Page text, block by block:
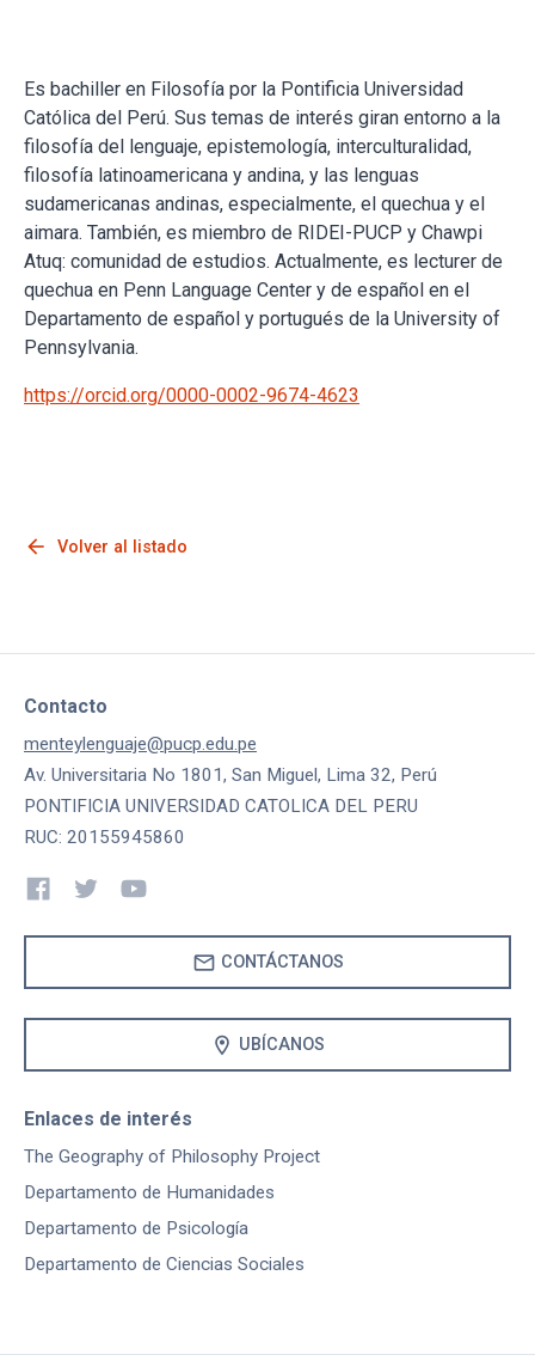
Es bachiller en Filosofía por la Pontificia Universidad
Católica del Perú. Sus temas de interés giran entorno a la
filosofía del lenguaje, epistemología, interculturalidad,
filosofía latinoamericana y andina, y las lenguas
sudamericanas andinas, especialmente, el quechua y el
aimara. También, es miembro de RIDEI-PUCP y Chawpi
Atuq: comunidad de estudios. Actualmente, es lecturer de
quechua en Penn Language Center y de español en el
Departamento de español y portugués de la University of
Pennsylvania.
https://orcid.org/0000-0002-9674-4623
arrow_back Volver al listado
Contacto
menteylenguaje@pucp.edu.pe
Av. Universitaria No 1801, San Miguel, Lima 32, Perú
PONTIFICIA UNIVERSIDAD CATOLICA DEL PERU
RUC: 20155945860
mail CONTÁCTANOS
location_on UBÍCANOS
Enlaces de interés
The Geography of Philosophy Project
Departamento de Humanidades
Departamento de Psicología
Departamento de Ciencias Sociales